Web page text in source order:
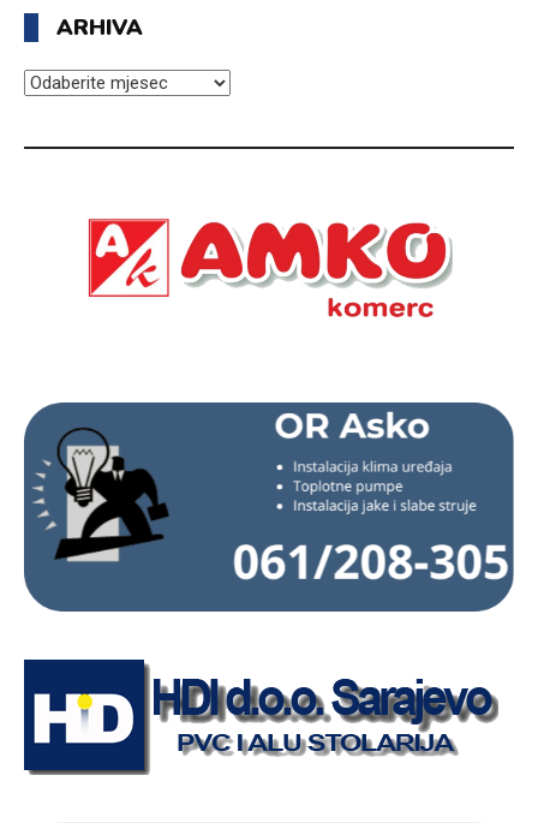
ARHIVA
ARHIVA